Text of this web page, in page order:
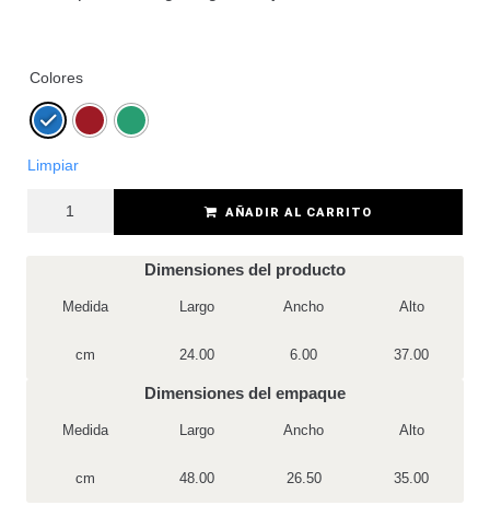
Colores
Limpiar
AÑADIR AL CARRITO
Dimensiones del producto
Medida Largo Ancho Alto
cm 24.00 6.00 37.00
Dimensiones del empaque
Medida Largo Ancho Alto
cm 48.00 26.50 35.00